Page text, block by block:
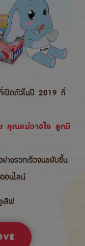
เปิดตัวในปี 2019 ที่
คุณแม่วางใจ ลูกมี
างรวกเร็วจนขยับขึ้น
อนไลน์
ลิฟ